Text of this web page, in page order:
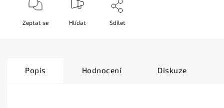
Zeptat se Hlídat Sdílet
Popis Hodnocení Diskuze